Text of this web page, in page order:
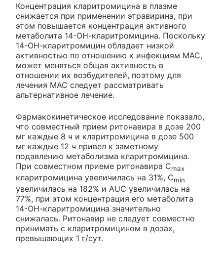
Концентрация кларитромицина в плазме
снижается при применении этравирина, при
этом повышается концентрация активного
метаболита 14-ОН-кларитромицина. Поскольку
14-ОН-кларитромицин обладает низкой
активностью по отношению к инфекциям MAC,
может меняться общая активность в
отношении их возбудителей, поэтому для
лечения MAC следует рассматривать
альтернативное лечение.
Фармакокинетическое исследование показало,
что совместный прием ритонавира в дозе 200
мг каждые 8 ч и кларитромицина в дозе 500
мг каждые 12 ч привел к заметному
подавлению метаболизма кларитромицина.
При совместном приеме ритонавира Cmax
кларитромицина увеличилась на 31%, Cmin
увеличилась на 182% и AUC увеличилась на
77%, при этом концентрация его метаболита
14-ОН-кларитромицина значительно
снижалась. Ритонавир не следует совместно
принимать с кларитромицином в дозах,
превышающих 1 г/сут.